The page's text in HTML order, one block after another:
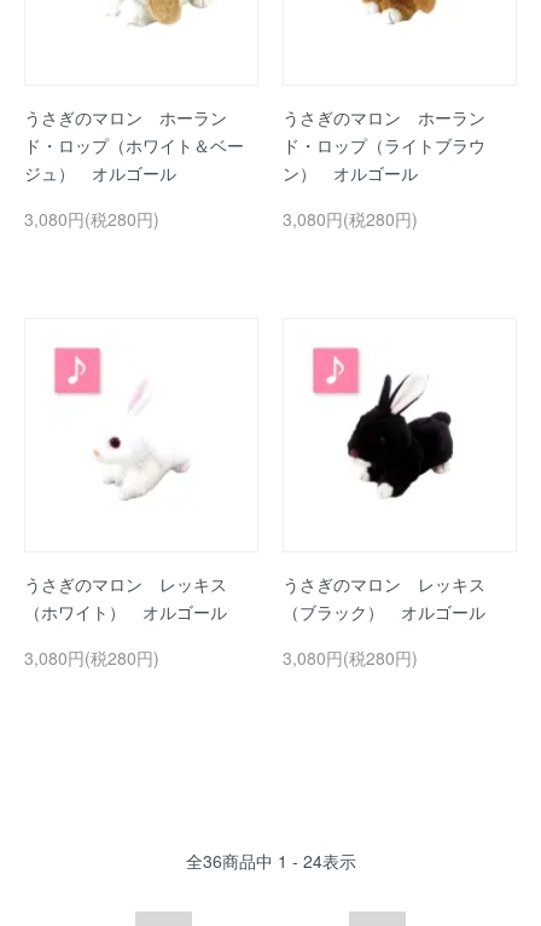
うさぎのマロン ホーラン
ド・ロップ（ホワイト＆ベー
ジュ） オルゴール
3,080円(税280円)
うさぎのマロン ホーラン
ド・ロップ（ライトブラウ
ン） オルゴール
3,080円(税280円)
うさぎのマロン レッキス
（ホワイト） オルゴール
3,080円(税280円)
うさぎのマロン レッキス
（ブラック） オルゴール
3,080円(税280円)
全36商品中 1 - 24表示